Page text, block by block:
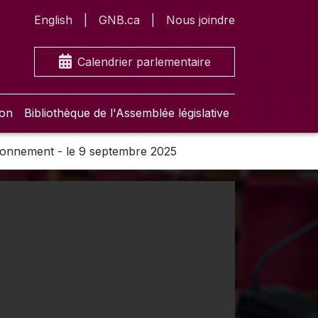
English GNB.ca Nous joindre
Calendrier parlementaire
Bibliothèque de l'Assemblée législative
- le 9 septembre 2025